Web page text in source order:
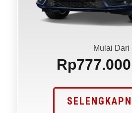
Mulai Dari